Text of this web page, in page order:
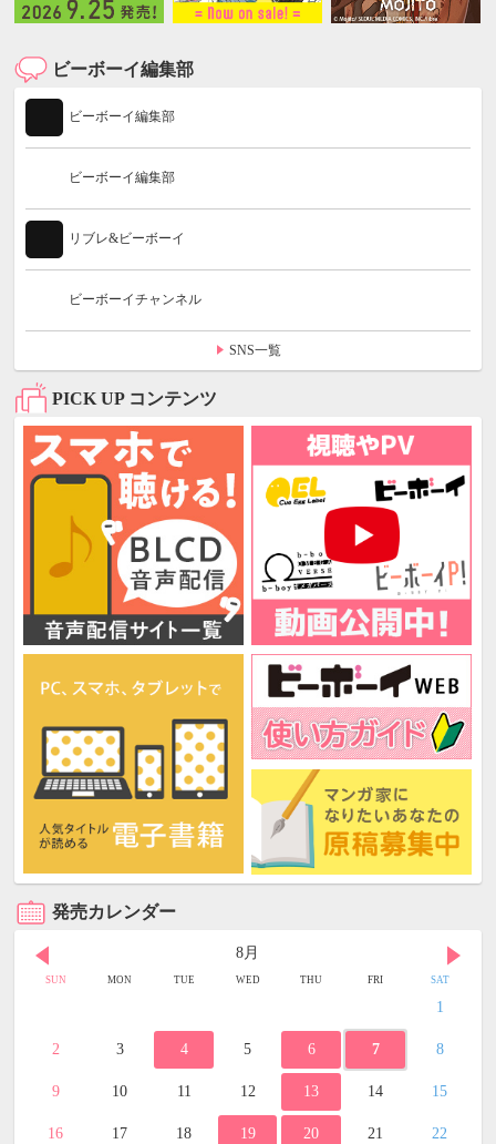
ビーボーイ編集部
ビーボーイ編集部
ビーボーイ編集部
リブレ&ビーボーイ
ビーボーイチャンネル
SNS一覧
PICK UP コンテンツ
発売カレンダー
8月
SUN MON TUE WED THU FRI SAT
1
2 3 4 5 6 7 8
9 10 11 12 13 14 15
16 17 18 19 20 21 22